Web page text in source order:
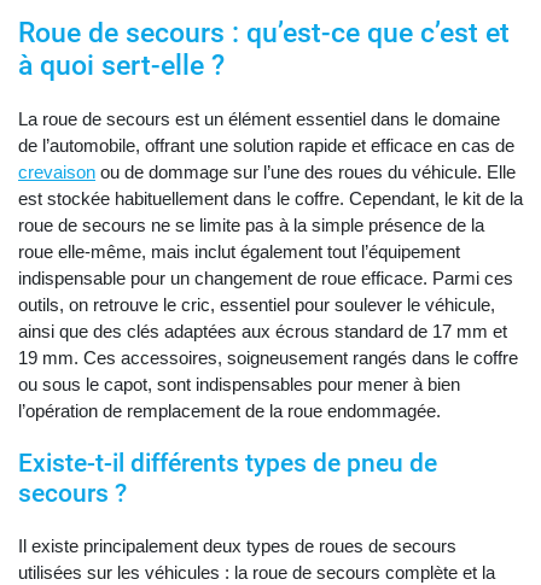
Roue de secours : qu’est-ce que c’est et
à quoi sert-elle ?
La roue de secours est un élément essentiel dans le domaine
de l’automobile, offrant une solution rapide et efficace en cas de
crevaison ou de dommage sur l’une des roues du véhicule. Elle
est stockée habituellement dans le coffre. Cependant, le kit de la
roue de secours ne se limite pas à la simple présence de la
roue elle-même, mais inclut également tout l’équipement
indispensable pour un changement de roue efficace. Parmi ces
outils, on retrouve le cric, essentiel pour soulever le véhicule,
ainsi que des clés adaptées aux écrous standard de 17 mm et
19 mm. Ces accessoires, soigneusement rangés dans le coffre
ou sous le capot, sont indispensables pour mener à bien
l’opération de remplacement de la roue endommagée.
Existe-t-il différents types de pneu de
secours ?
Il existe principalement deux types de roues de secours
utilisées sur les véhicules : la roue de secours complète et la